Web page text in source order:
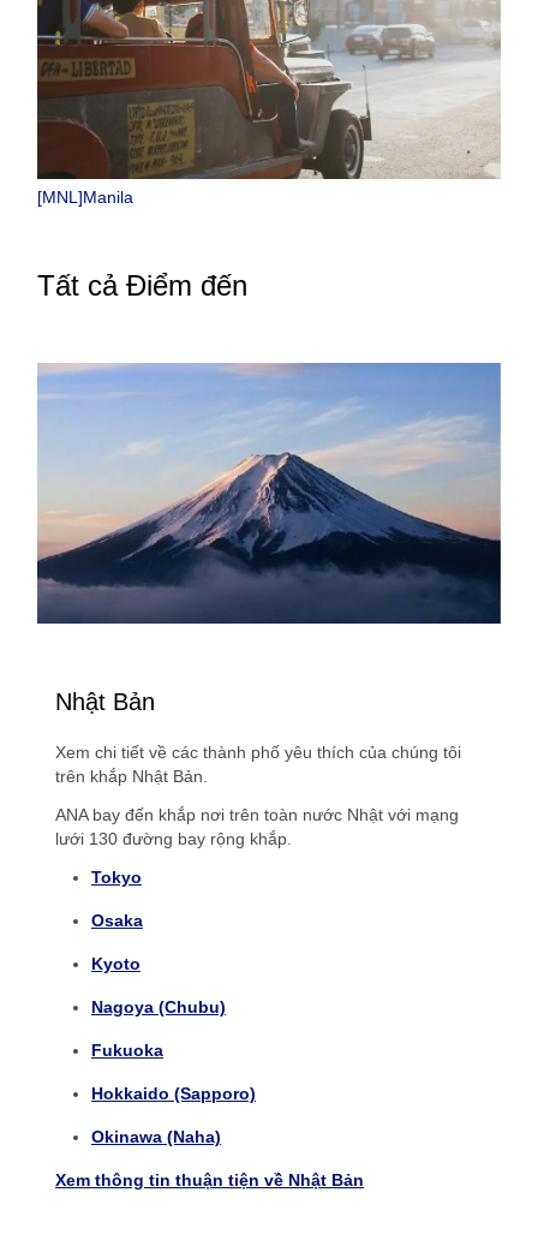
[MNL]Manila
Tất cả Điểm đến
Nhật Bản
Xem chi tiết về các thành phố yêu thích của chúng tôi
trên khắp Nhật Bản.
ANA bay đến khắp nơi trên toàn nước Nhật với mạng
lưới 130 đường bay rộng khắp.
Tokyo
Osaka
Kyoto
Nagoya (Chubu)
Fukuoka
Hokkaido (Sapporo)
Okinawa (Naha)
Xem thông tin thuận tiện về Nhật Bản